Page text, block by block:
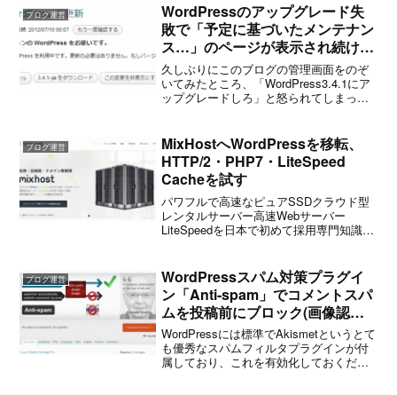
ブログ運営
WordPressのアップグレード失
敗で「予定に基づいたメンテナン
ス…」のページが表示され続ける
場合の対処法
久しぶりにこのブログの管理画面をのぞ
いてみたところ、「WordPress3.4.1にア
ップグレードしろ」と怒られてしまった
ード失敗！そして以下のようなメッセー
ジが表示さ...
ブログ運営
MixHostへWordPressを移転、
HTTP/2・PHP7・LiteSpeed
Cacheを試す
パワフルで高速なピュアSSDクラウド型
レンタルサーバー高速Webサーバー
LiteSpeedを日本で初めて採用専門知識不
ウドレンタルサーバーMix...
ブログ運営
WordPressスパム対策プラグイ
ン「Anti-spam」でコメントスパ
ムを投稿前にブロック(画像認証
不要)
WordPressには標準でAkismetというとて
も優秀なスパムフィルタプラグインが付
属しており、これを有効化しておくだけ